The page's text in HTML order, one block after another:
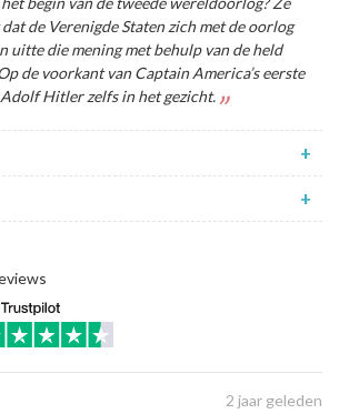
+
+
de Verenigde Staten zich met de oorlog
uitte die mening met behulp van de held
de voorkant van Captain America’s eerste
Hitler zelfs in het gezicht.
2 jaar geleden